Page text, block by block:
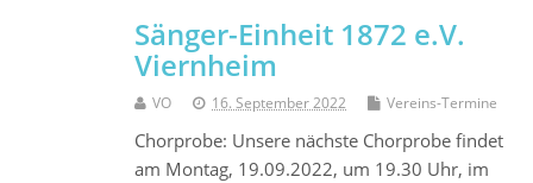
Sänger-Einheit 1872 e.V.
Viernheim
VO 16. September 2022 Vereins-Termine
Chorprobe: Unsere nächste Chorprobe findet
am Montag, 19.09.2022, um 19.30 Uhr, im